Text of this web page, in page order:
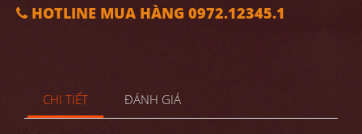
HOTLINE MUA HÀNG 0972.12345.1
CHI TIẾT ĐÁNH GIÁ